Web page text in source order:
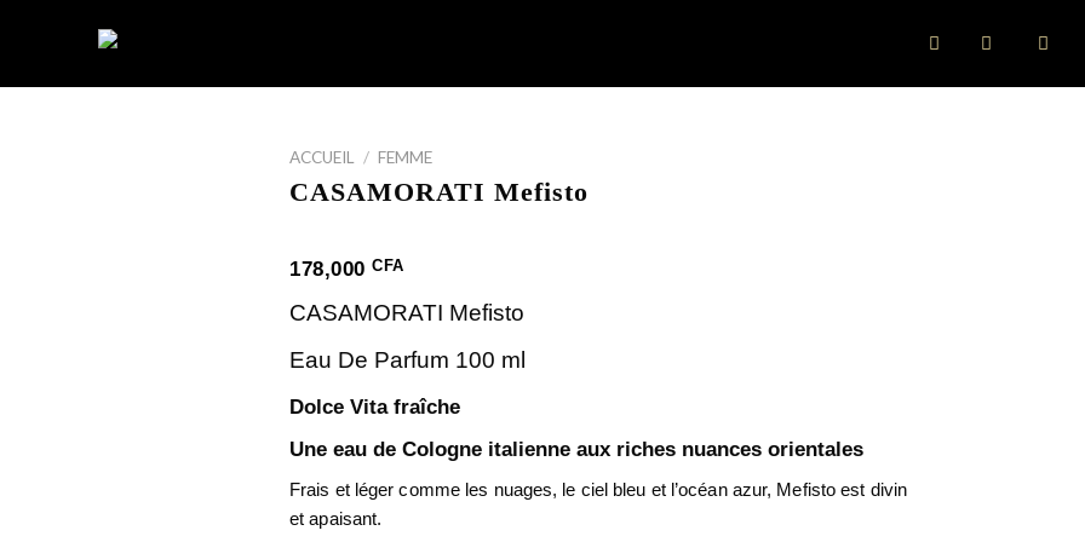
ACCUEIL / FEMME
CASAMORATI Mefisto
178,000 CFA
CASAMORATI Mefisto
Eau De Parfum 100 ml
Dolce Vita fraîche
Une eau de Cologne italienne aux riches nuances orientales
Frais et léger comme les nuages, le ciel bleu et l’océan azur, Mefisto est divin
et apaisant.